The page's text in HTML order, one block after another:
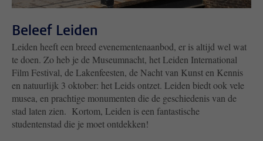
Beleef Leiden
Leiden heeft een breed evenementenaanbod, er is altijd wel wat
te doen. Zo heb je de Museumnacht, het Leiden International
Film Festival, de Lakenfeesten, de Nacht van Kunst en Kennis
en natuurlijk 3 oktober: het Leids ontzet. Leiden biedt ook vele
musea, en prachtige monumenten die de geschiedenis van de
stad laten zien. Kortom, Leiden is een fantastische
studentenstad die je moet ontdekken!